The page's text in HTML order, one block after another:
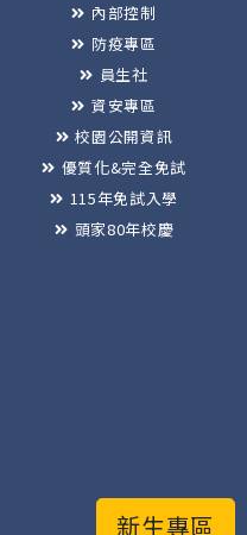
新生專區
內部控制
防疫專區
員生社
資安專區
校園公開資訊
優質化&完全免試
115年免試入學
頭家80年校慶